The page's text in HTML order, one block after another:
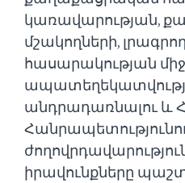
կառավարության,
մշակողների,
հասարակության
անդրադառնալու և
իրավունքները